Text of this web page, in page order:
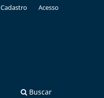
Buscar
Cadastro Acesso